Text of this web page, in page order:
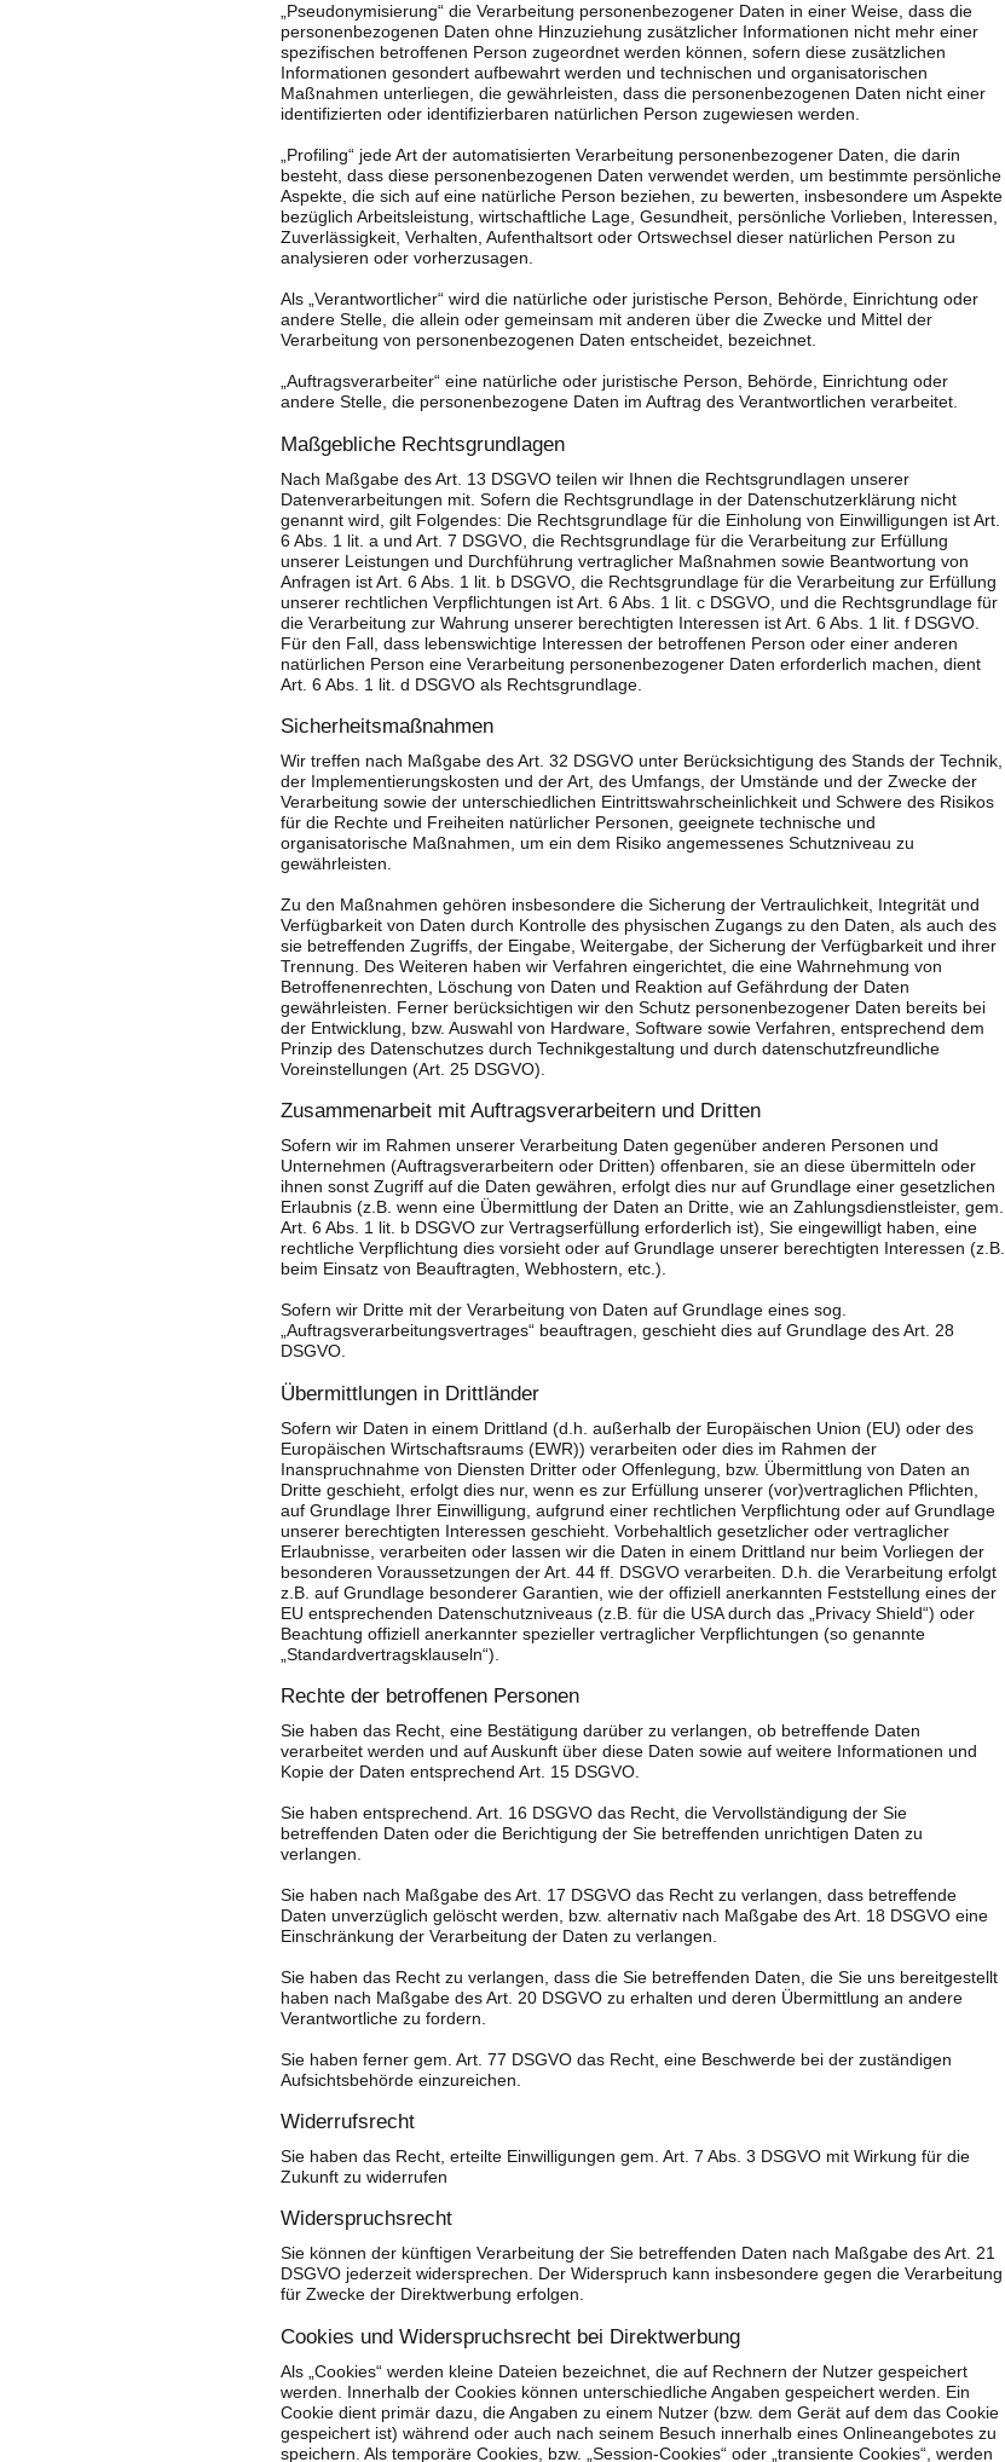
„Pseudonymisierung“ die Verarbeitung personenbezogener Daten in einer Weise, dass die
personenbezogenen Daten ohne Hinzuziehung zusätzlicher Informationen nicht mehr einer
spezifischen betroffenen Person zugeordnet werden können, sofern diese zusätzlichen
Informationen gesondert aufbewahrt werden und technischen und organisatorischen
Maßnahmen unterliegen, die gewährleisten, dass die personenbezogenen Daten nicht einer
identifizierten oder identifizierbaren natürlichen Person zugewiesen werden.
„Profiling“ jede Art der automatisierten Verarbeitung personenbezogener Daten, die darin
besteht, dass diese personenbezogenen Daten verwendet werden, um bestimmte persönliche
Aspekte, die sich auf eine natürliche Person beziehen, zu bewerten, insbesondere um Aspekte
bezüglich Arbeitsleistung, wirtschaftliche Lage, Gesundheit, persönliche Vorlieben, Interessen,
Zuverlässigkeit, Verhalten, Aufenthaltsort oder Ortswechsel dieser natürlichen Person zu
analysieren oder vorherzusagen.
Als „Verantwortlicher“ wird die natürliche oder juristische Person, Behörde, Einrichtung oder
andere Stelle, die allein oder gemeinsam mit anderen über die Zwecke und Mittel der
Verarbeitung von personenbezogenen Daten entscheidet, bezeichnet.
„Auftragsverarbeiter“ eine natürliche oder juristische Person, Behörde, Einrichtung oder
andere Stelle, die personenbezogene Daten im Auftrag des Verantwortlichen verarbeitet.
Maßgebliche Rechtsgrundlagen
Nach Maßgabe des Art. 13 DSGVO teilen wir Ihnen die Rechtsgrundlagen unserer
Datenverarbeitungen mit. Sofern die Rechtsgrundlage in der Datenschutzerklärung nicht
genannt wird, gilt Folgendes: Die Rechtsgrundlage für die Einholung von Einwilligungen ist Art.
6 Abs. 1 lit. a und Art. 7 DSGVO, die Rechtsgrundlage für die Verarbeitung zur Erfüllung
unserer Leistungen und Durchführung vertraglicher Maßnahmen sowie Beantwortung von
Anfragen ist Art. 6 Abs. 1 lit. b DSGVO, die Rechtsgrundlage für die Verarbeitung zur Erfüllung
unserer rechtlichen Verpflichtungen ist Art. 6 Abs. 1 lit. c DSGVO, und die Rechtsgrundlage für
die Verarbeitung zur Wahrung unserer berechtigten Interessen ist Art. 6 Abs. 1 lit. f DSGVO.
Für den Fall, dass lebenswichtige Interessen der betroffenen Person oder einer anderen
natürlichen Person eine Verarbeitung personenbezogener Daten erforderlich machen, dient
Art. 6 Abs. 1 lit. d DSGVO als Rechtsgrundlage.
Sicherheitsmaßnahmen
Wir treffen nach Maßgabe des Art. 32 DSGVO unter Berücksichtigung des Stands der Technik,
der Implementierungskosten und der Art, des Umfangs, der Umstände und der Zwecke der
Verarbeitung sowie der unterschiedlichen Eintrittswahrscheinlichkeit und Schwere des Risikos
für die Rechte und Freiheiten natürlicher Personen, geeignete technische und
organisatorische Maßnahmen, um ein dem Risiko angemessenes Schutzniveau zu
gewährleisten.
Zu den Maßnahmen gehören insbesondere die Sicherung der Vertraulichkeit, Integrität und
Verfügbarkeit von Daten durch Kontrolle des physischen Zugangs zu den Daten, als auch des
sie betreffenden Zugriffs, der Eingabe, Weitergabe, der Sicherung der Verfügbarkeit und ihrer
Trennung. Des Weiteren haben wir Verfahren eingerichtet, die eine Wahrnehmung von
Betroffenenrechten, Löschung von Daten und Reaktion auf Gefährdung der Daten
gewährleisten. Ferner berücksichtigen wir den Schutz personenbezogener Daten bereits bei
der Entwicklung, bzw. Auswahl von Hardware, Software sowie Verfahren, entsprechend dem
Prinzip des Datenschutzes durch Technikgestaltung und durch datenschutzfreundliche
Voreinstellungen (Art. 25 DSGVO).
Zusammenarbeit mit Auftragsverarbeitern und Dritten
Sofern wir im Rahmen unserer Verarbeitung Daten gegenüber anderen Personen und
Unternehmen (Auftragsverarbeitern oder Dritten) offenbaren, sie an diese übermitteln oder
ihnen sonst Zugriff auf die Daten gewähren, erfolgt dies nur auf Grundlage einer gesetzlichen
Erlaubnis (z.B. wenn eine Übermittlung der Daten an Dritte, wie an Zahlungsdienstleister, gem.
Art. 6 Abs. 1 lit. b DSGVO zur Vertragserfüllung erforderlich ist), Sie eingewilligt haben, eine
rechtliche Verpflichtung dies vorsieht oder auf Grundlage unserer berechtigten Interessen (z.B.
beim Einsatz von Beauftragten, Webhostern, etc.).
Sofern wir Dritte mit der Verarbeitung von Daten auf Grundlage eines sog.
„Auftragsverarbeitungsvertrages“ beauftragen, geschieht dies auf Grundlage des Art. 28
DSGVO.
Übermittlungen in Drittländer
Sofern wir Daten in einem Drittland (d.h. außerhalb der Europäischen Union (EU) oder des
Europäischen Wirtschaftsraums (EWR)) verarbeiten oder dies im Rahmen der
Inanspruchnahme von Diensten Dritter oder Offenlegung, bzw. Übermittlung von Daten an
Dritte geschieht, erfolgt dies nur, wenn es zur Erfüllung unserer (vor)vertraglichen Pflichten,
auf Grundlage Ihrer Einwilligung, aufgrund einer rechtlichen Verpflichtung oder auf Grundlage
unserer berechtigten Interessen geschieht. Vorbehaltlich gesetzlicher oder vertraglicher
Erlaubnisse, verarbeiten oder lassen wir die Daten in einem Drittland nur beim Vorliegen der
besonderen Voraussetzungen der Art. 44 ff. DSGVO verarbeiten. D.h. die Verarbeitung erfolgt
z.B. auf Grundlage besonderer Garantien, wie der offiziell anerkannten Feststellung eines der
EU entsprechenden Datenschutzniveaus (z.B. für die USA durch das „Privacy Shield“) oder
Beachtung offiziell anerkannter spezieller vertraglicher Verpflichtungen (so genannte
„Standardvertragsklauseln“).
Rechte der betroffenen Personen
Sie haben das Recht, eine Bestätigung darüber zu verlangen, ob betreffende Daten
verarbeitet werden und auf Auskunft über diese Daten sowie auf weitere Informationen und
Kopie der Daten entsprechend Art. 15 DSGVO.
Sie haben entsprechend. Art. 16 DSGVO das Recht, die Vervollständigung der Sie
betreffenden Daten oder die Berichtigung der Sie betreffenden unrichtigen Daten zu
verlangen.
Sie haben nach Maßgabe des Art. 17 DSGVO das Recht zu verlangen, dass betreffende
Daten unverzüglich gelöscht werden, bzw. alternativ nach Maßgabe des Art. 18 DSGVO eine
Einschränkung der Verarbeitung der Daten zu verlangen.
Sie haben das Recht zu verlangen, dass die Sie betreffenden Daten, die Sie uns bereitgestellt
haben nach Maßgabe des Art. 20 DSGVO zu erhalten und deren Übermittlung an andere
Verantwortliche zu fordern.
Sie haben ferner gem. Art. 77 DSGVO das Recht, eine Beschwerde bei der zuständigen
Aufsichtsbehörde einzureichen.
Widerrufsrecht
Sie haben das Recht, erteilte Einwilligungen gem. Art. 7 Abs. 3 DSGVO mit Wirkung für die
Zukunft zu widerrufen
Widerspruchsrecht
Sie können der künftigen Verarbeitung der Sie betreffenden Daten nach Maßgabe des Art. 21
DSGVO jederzeit widersprechen. Der Widerspruch kann insbesondere gegen die Verarbeitung
für Zwecke der Direktwerbung erfolgen.
Cookies und Widerspruchsrecht bei Direktwerbung
Als „Cookies“ werden kleine Dateien bezeichnet, die auf Rechnern der Nutzer gespeichert
werden. Innerhalb der Cookies können unterschiedliche Angaben gespeichert werden. Ein
Cookie dient primär dazu, die Angaben zu einem Nutzer (bzw. dem Gerät auf dem das Cookie
gespeichert ist) während oder auch nach seinem Besuch innerhalb eines Onlineangebotes zu
speichern. Als temporäre Cookies, bzw. „Session-Cookies“ oder „transiente Cookies“, werden